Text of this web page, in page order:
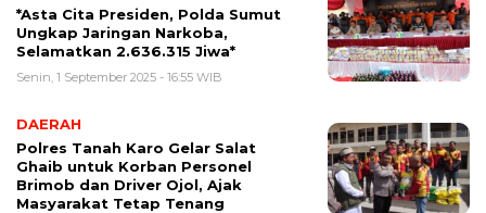
*Asta Cita Presiden, Polda Sumut
Ungkap Jaringan Narkoba,
Selamatkan 2.636.315 Jiwa*
Senin, 1 September 2025 - 16:55 WIB
DAERAH
Polres Tanah Karo Gelar Salat
Ghaib untuk Korban Personel
Brimob dan Driver Ojol, Ajak
Masyarakat Tetap Tenang